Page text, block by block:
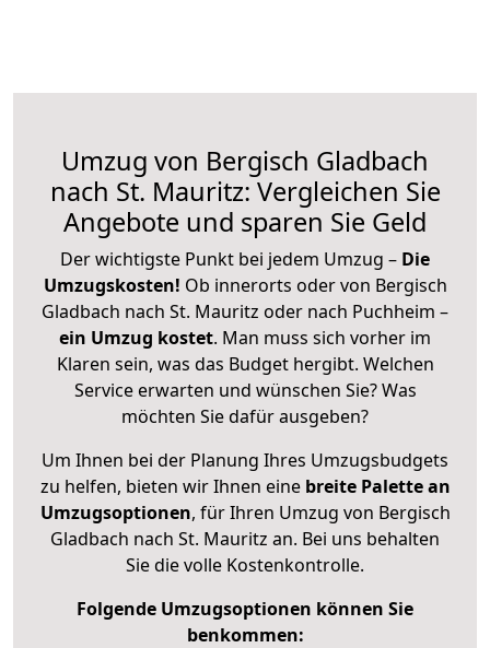
Umzug von Bergisch Gladbach
nach St. Mauritz: Vergleichen Sie
Angebote und sparen Sie Geld
Der wichtigste Punkt bei jedem Umzug – Die
Umzugskosten! Ob innerorts oder von Bergisch
Gladbach nach St. Mauritz oder nach Puchheim –
ein Umzug kostet. Man muss sich vorher im
Klaren sein, was das Budget hergibt. Welchen
Service erwarten und wünschen Sie? Was
möchten Sie dafür ausgeben?
Um Ihnen bei der Planung Ihres Umzugsbudgets
zu helfen, bieten wir Ihnen eine breite Palette an
Umzugsoptionen, für Ihren Umzug von Bergisch
Gladbach nach St. Mauritz an. Bei uns behalten
Sie die volle Kostenkontrolle.
Folgende Umzugsoptionen können Sie
benkommen: